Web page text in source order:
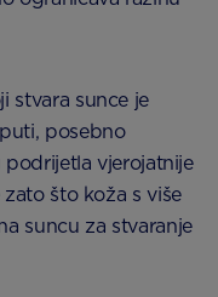
stvara sunce je
posebno
vjerojatnije
što koža s više
suncu za stvaranje